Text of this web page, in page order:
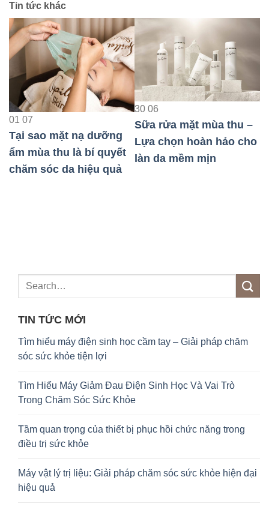
Tin tức khác
30 06
Sữa rửa mặt mùa thu –
Lựa chọn hoàn hảo cho
làn da mềm mịn
08
Bảo Vệ Da Nhạy Cảm
Khi Đi Máy Bay Hiệu
Quả Nhất
TIN TỨC MỚI
Tìm hiểu máy điện sinh học cầm tay – Giải pháp chăm
sóc sức khỏe tiện lợi
Tìm Hiểu Máy Giảm Đau Điện Sinh Học Và Vai Trò
Trong Chăm Sóc Sức Khỏe
Tầm quan trọng của thiết bị phục hồi chức năng trong
điều trị sức khỏe
Máy vật lý trị liệu: Giải pháp chăm sóc sức khỏe hiện đại
hiệu quả